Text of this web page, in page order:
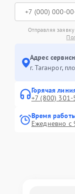
Отправляя
Адрес
г. Таганрог,
Горячая
+7 (800)
Время
Ежедневно с